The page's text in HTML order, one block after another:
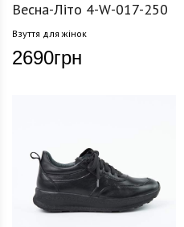
Весна-Літо 4-W-017-250
Взуття для жінок
2690грн